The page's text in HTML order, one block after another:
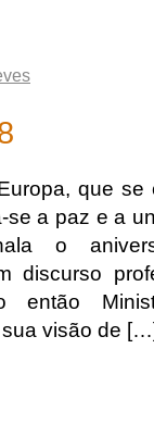
que se
a paz e a
o
discurso
então
sua visão de